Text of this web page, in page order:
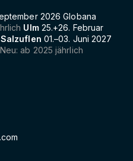
2026 Globana
Ulm25.+26. Februar
01.–03. Juni 2027
Neu: ab 2025 jährlich